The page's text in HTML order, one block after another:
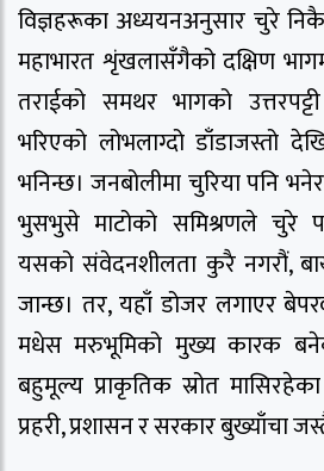
विज्ञहरूका अध्ययनअनुसार चुरे
महाभारत शृंखलासँगैको दक्षिण
तराईको समथर भागको
भरिएको लोभलाग्दो डाँडाजस्तो
भनिन्छ। जनबोलीमा चुरिया पनि
भुसभुसे माटोको समिश्रणले चुरे
यसको संवेदनशीलता कुरै नगरौं,
जान्छ। तर, यहाँ डोजर लगाएर
मधेस मरुभूमिको मुख्य कारक
बहुमूल्य प्राकृतिक स्रोत
प्रहरी, प्रशासन र सरकार बुख्याँचा